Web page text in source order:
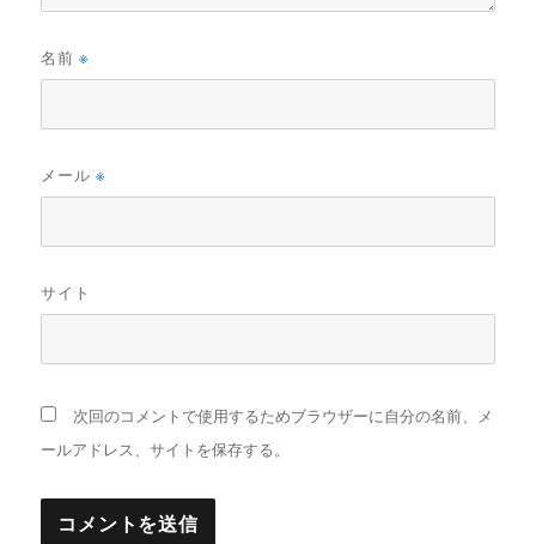
名前※
メール※
サイト
次回のコメントで使用するためブラウザーに自分の名前、メ
ールアドレス、サイトを保存する。